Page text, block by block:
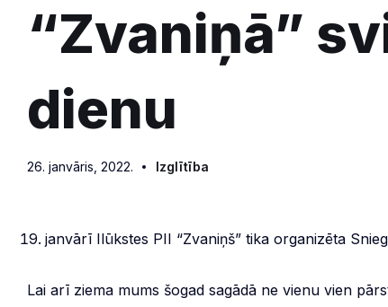
“Zvaniņā”
dienu
26. janvāris, 2022. Izglītība
janvārī Ilūkstes PII “Zvaniņš” tika organizēta
Lai arī ziema mums šogad sagādā ne vienu vien